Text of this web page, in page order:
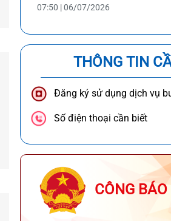
07:50 | 06/07/2026
THÔNG TIN
Đăng ký sử dụng dịch vụ
Số điện thoại cần biết
CÔNG